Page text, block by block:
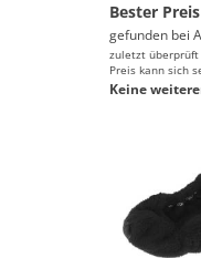
Bester Preis
gefunden bei
zuletzt überprüft
Preis kann sich
Keine